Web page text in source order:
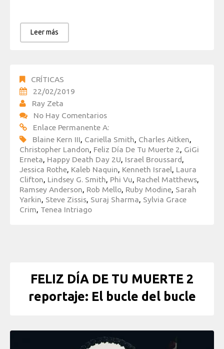
Leer más
CRÍTICAS
22/02/2019
Ray Zeta
No Hay Comentarios
Enlace Permanente A:
Blaine Kern III, Cariella Smith, Charles Aitken,
Christopher Landon, Feliz Día De Tu Muerte 2, GiGi
Erneta, Happy Death Day 2U, Israel Broussard,
Jessica Rothe, Kaleb Naquin, Kenneth Israel, Laura
Clifton, Lindsey G. Smith, Phi Vu, Rachel Matthews,
Ramsey Anderson, Rob Mello, Ruby Modine, Sarah
Yarkin, Steve Zissis, Suraj Sharma, Sylvia Grace
Crim, Tenea Intriago
FELIZ DÍA DE TU MUERTE 2
reportaje: El bucle del bucle